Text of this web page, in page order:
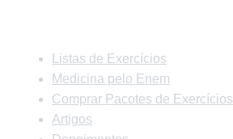
Listas de Exercícios
Medicina pelo Enem
Comprar Pacotes de Exercícios
Artigos